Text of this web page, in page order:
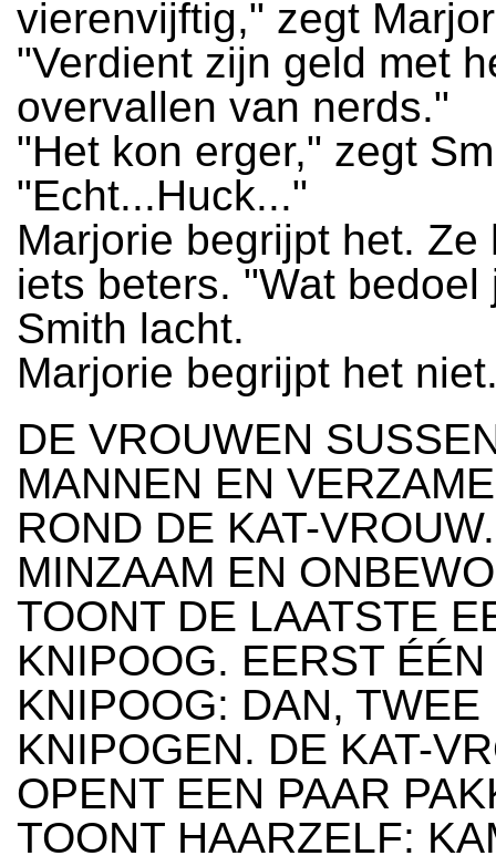
vierenvijftig," zegt
"Verdient zijn geld met
overvallen van nerds."
"Het kon erger," zegt
"Echt...Huck..."
Marjorie begrijpt het. Ze
iets beters. "Wat bedoel
Smith lacht.
Marjorie begrijpt het
DE VROUWEN
MANNEN EN
ROND DE KAT-VROUW.
MINZAAM EN
TOONT DE LAATSTE
KNIPOOG. EERST ÉÉN
KNIPOOG: DAN, TWEE
KNIPOGEN. DE KAT-
OPENT EEN PAAR
TOONT HAARZELF: